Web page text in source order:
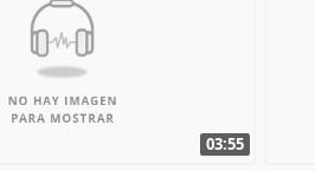
03:55